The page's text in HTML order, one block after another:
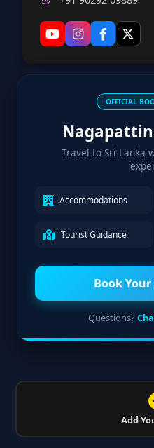
OFFICIAL
Travel to Sri Lanka
Accommodations
Tourist Guidance
Book
Questions?
Add